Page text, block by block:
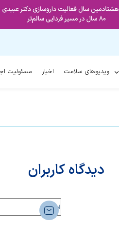
ویدیوهای سلامت اخبار مسئولیت
دیدگاه کاربران